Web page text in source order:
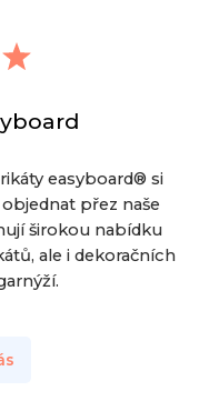
easyboard® si
přez naše
širokou nabídku
ale i dekoračních